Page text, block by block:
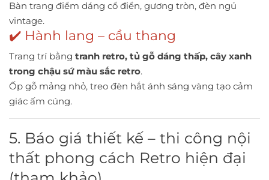
Bàn trang điểm dáng cổ điển, gương tròn, đèn ngủ
vintage.
✔️ Hành lang – cầu thang
Trang trí bằng tranh retro, tủ gỗ dáng thấp, cây xanh
trong chậu sứ màu sắc retro.
Ốp gỗ mảng nhỏ, treo đèn hắt ánh sáng vàng tạo cảm
giác ấm cúng.
5. Báo giá thiết kế – thi công nội
thất phong cách Retro hiện đại